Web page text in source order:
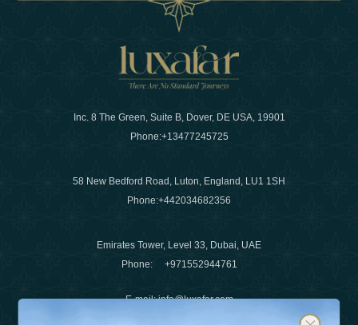
Inc. 8 The Green, Suite B, Dover, DE USA, 19901
Phone:+13477245725
58 New Bedford Road, Luton, England, LU1 1SH
Phone:+442034682356
Emirates Tower, Level 33, Dubai, UAE
Phone: +971552944761
E-mail:info@luxafar.com
Desideri saperne di più sulle ultime tendenze di viaggio?
Iscriviti alla nostra newsletter e rimani aggiornato